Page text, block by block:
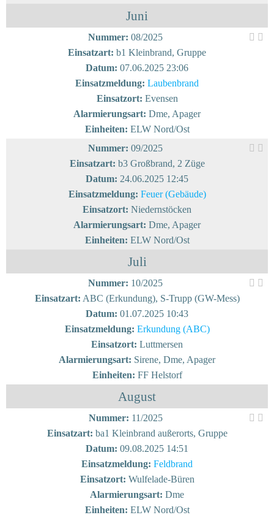
Juni
Nummer: 08/2025
Einsatzart: b1 Kleinbrand, Gruppe
Datum: 07.06.2025 23:06
Einsatzmeldung: Laubenbrand
Einsatzort: Evensen
Alarmierungsart: Dme, Apager
Einheiten: ELW Nord/Ost
Nummer: 09/2025
Einsatzart: b3 Großbrand, 2 Züge
Datum: 24.06.2025 12:45
Einsatzmeldung: Feuer (Gebäude)
Einsatzort: Niedernstöcken
Alarmierungsart: Dme, Apager
Einheiten: ELW Nord/Ost
Juli
Nummer: 10/2025
Einsatzart: ABC (Erkundung), S-Trupp (GW-Mess)
Datum: 01.07.2025 10:43
Einsatzmeldung: Erkundung (ABC)
Einsatzort: Luttmersen
Alarmierungsart: Sirene, Dme, Apager
Einheiten: FF Helstorf
August
Nummer: 11/2025
Einsatzart: ba1 Kleinbrand außerorts, Gruppe
Datum: 09.08.2025 14:51
Einsatzmeldung: Feldbrand
Einsatzort: Wulfelade-Büren
Alarmierungsart: Dme
Einheiten: ELW Nord/Ost